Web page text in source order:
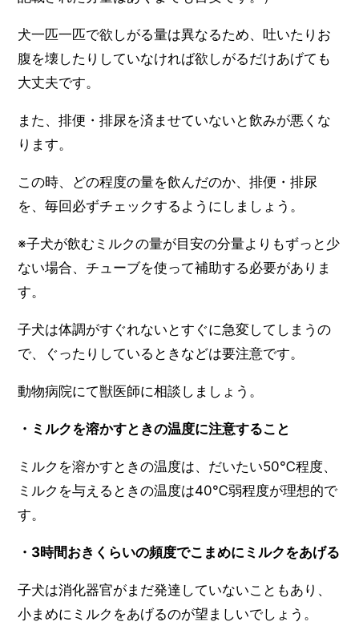
犬一匹一匹で欲しがる量は異なるため、吐いたりお
腹を壊したりしていなければ欲しがるだけあげても
大丈夫です。
また、排便・排尿を済ませていないと飲みが悪くな
ります。
この時、どの程度の量を飲んだのか、排便・排尿
を、毎回必ずチェックするようにしましょう。
※子犬が飲むミルクの量が目安の分量よりもずっと少
ない場合、チューブを使って補助する必要がありま
す。
子犬は体調がすぐれないとすぐに急変してしまうの
で、ぐったりしているときなどは要注意です。
動物病院にて獣医師に相談しましょう。
・ミルクを溶かすときの温度に注意すること
ミルクを溶かすときの温度は、だいたい50℃程度、
ミルクを与えるときの温度は40℃弱程度が理想的で
す。
・3時間おきくらいの頻度でこまめにミルクをあげる
子犬は消化器官がまだ発達していないこともあり、
小まめにミルクをあげるのが望ましいでしょう。